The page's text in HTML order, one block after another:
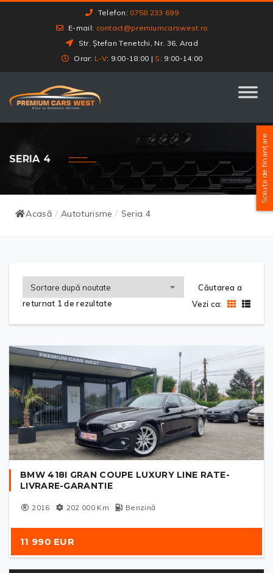
Telefon: 0758 233 699
E-mail: contact@premiumcarswest.ro
Str. Ștefan Tenetchi, Nr. 36, Arad
Orar: L-V: 9:00-18:00 | S : 9:00-14:00
SERIA 4
Acasă / Autoturisme / Seria 4
Căutarea a
returnat 1 de rezultate
Vezi ca:
BMW 418I GRAN COUPE LUXURY LINE RATE-
LIVRARE-GARANTIE
2016 202 000Km Benzină
11 990 EUR
Soluții de finanțare